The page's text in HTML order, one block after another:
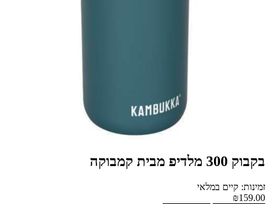
בקבוק 300 מלדיפ מבית קמבוקה
זמינות: קיים במלאי
₪159.00